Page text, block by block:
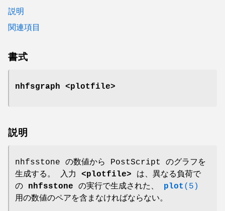
説明
関連項目
書式
nhfsgraph <plotfile>
説明
nhfsstone の数値から PostScript のグラフを
生成する。 入力 <plotfile> は、異なる負荷で
の nhfsstone の実行で生成された、 plot (5)
用の数値のペアを含まなければならない。